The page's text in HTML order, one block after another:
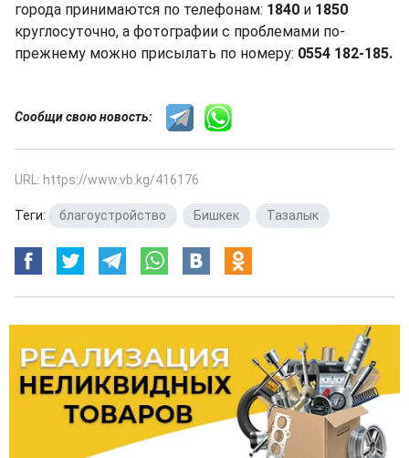
города принимаются по телефонам: 1840 и 1850
круглосуточно, а фотографии с проблемами по-
прежнему можно присылать по номеру: 0554 182-185.
Сообщи свою новость:
URL: https://www.vb.kg/416176
Теги: благоустройство Бишкек Тазалык